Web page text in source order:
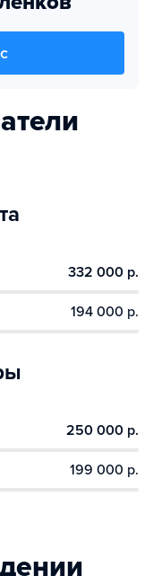
332 000 р.
194 000 р.
250 000 р.
199 000 р.